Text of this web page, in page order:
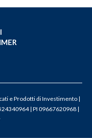
e Prodotti di Investimento |
| PI 09667620968 |